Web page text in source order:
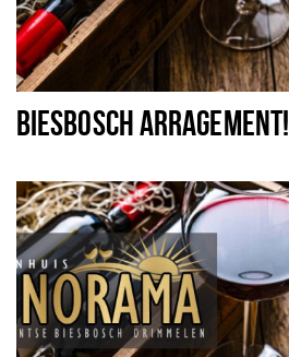
BIESBOSCH ARRAGEMENT!